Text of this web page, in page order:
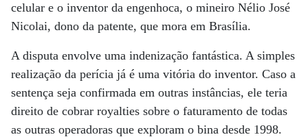
celular e o inventor da engenhoca, o mineiro Nélio José
Nicolai, dono da patente, que mora em Brasília.
A disputa envolve uma indenização fantástica. A simples
realização da perícia já é uma vitória do inventor. Caso a
sentença seja confirmada em outras instâncias, ele teria
direito de cobrar royalties sobre o faturamento de todas
as outras operadoras que exploram o bina desde 1998.